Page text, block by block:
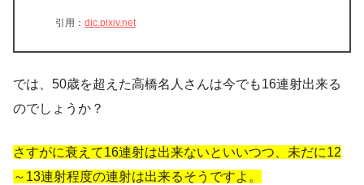
引用： dic.pixiv.net
では、50歳を超えた高橋名人さんは今でも16連射出来る
のでしょうか？
さすがに衰えて16連射は出来ないといいつつ、未だに12
～13連射程度の連射は出来るそうですよ。